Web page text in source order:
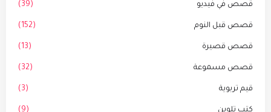
قصص في فيديو (39)
قصص قبل النوم (152)
قصص قصيرة (13)
قصص مسموعة (32)
قيم تربوية (3)